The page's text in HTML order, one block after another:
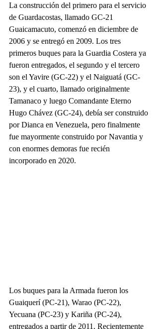
La construcción del primero para el servicio
de Guardacostas, llamado GC-21
Guaicamacuto, comenzó en diciembre de
2006 y se entregó en 2009. Los tres
primeros buques para la Guardia Costera ya
fueron entregados, el segundo y el tercero
son el Yavire (GC-22) y el Naiguatá (GC-
23), y el cuarto, llamado originalmente
Tamanaco y luego Comandante Eterno
Hugo Chávez (GC-24), debía ser construido
por Dianca en Venezuela, pero finalmente
fue mayormente construido por Navantia y
con enormes demoras fue recién
incorporado en 2020.
Los buques para la Armada fueron los
Guaiquerí (PC-21), Warao (PC-22),
Yecuana (PC-23) y Kariña (PC-24),
entregados a partir de 2011. Recientemente